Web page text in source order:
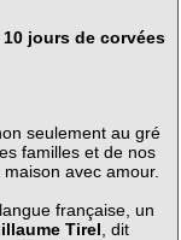
jours de corvées
seulement au gré
familles et de nos
avec amour.
française, un
Tirel , dit